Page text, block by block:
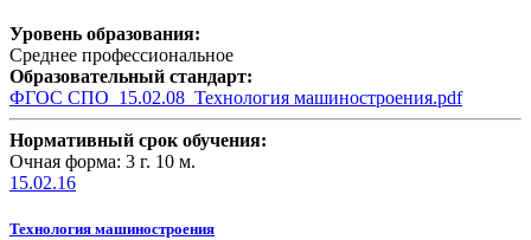
Уровень образования:
Среднее профессиональное
Образовательный стандарт:
ФГОС СПО_15.02.08_Технология машиностроения.pdf
Нормативный срок обучения:
Очная форма: 3 г. 10 м.
15.02.16
Технология машиностроения